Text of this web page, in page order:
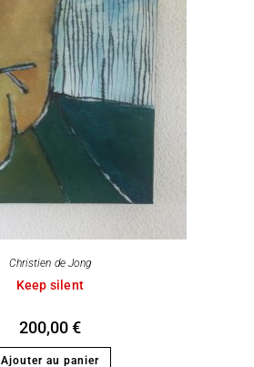
Christien de Jong
Keep silent
200,00€
Ajouter au panier